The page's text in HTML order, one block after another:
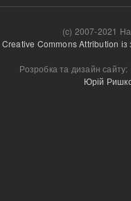
(c) 2007-2021
Creative Commons Attribution
Розробка та дизайн сайту:
Юрій